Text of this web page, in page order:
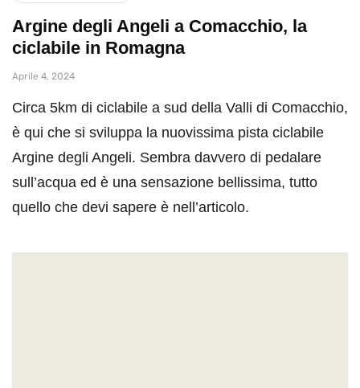
Argine degli Angeli a Comacchio, la
ciclabile in Romagna
Aprile 4, 2024
Circa 5km di ciclabile a sud della Valli di Comacchio,
è qui che si sviluppa la nuovissima pista ciclabile
Argine degli Angeli. Sembra davvero di pedalare
sull’acqua ed è una sensazione bellissima, tutto
quello che devi sapere è nell’articolo.